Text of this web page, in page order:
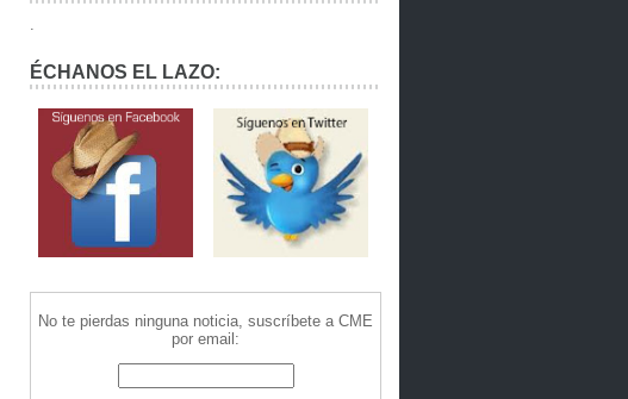
ÉCHANOS EL LAZO:
No te pierdas ninguna noticia, suscríbete a CME
por email: